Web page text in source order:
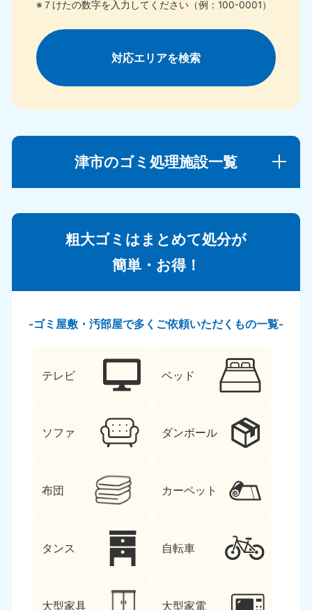
※７けたの数字を入力してください（例：100-0001）
対応エリアを検索
津市のゴミ処理施設一覧
粗大ゴミはまとめて処分が
簡単・お得！
ゴミ屋敷・汚部屋で多くご依頼いただくもの一覧
テレビ ベッド
ソファ ダンボール
布団 カーペット
タンス 自転車
大型家具 大型家電